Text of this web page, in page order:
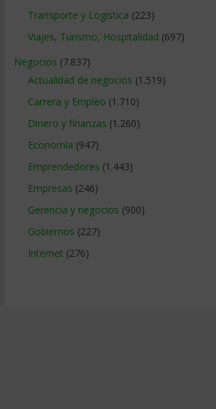
Transporte y Logistica (223)
Viajes, Turismo, Hospitalidad (697)
Negocios (7.837)
Actualidad de negocios (1.519)
Carrera y Empleo (1.710)
Dinero y finanzas (1.260)
Economía (947)
Emprendedores (1.443)
Empresas (246)
Gerencia y negocios (900)
Gobiernos (227)
Internet (276)